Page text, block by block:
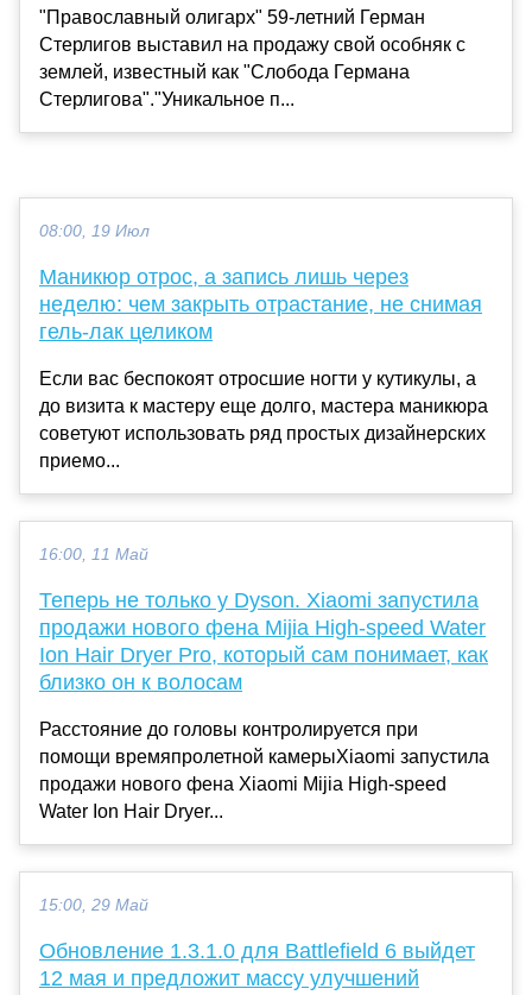
"Православный олигарх" 59-летний Герман
Стерлигов выставил на продажу свой особняк с
землей, известный как "Слобода Германа
Стерлигова"."Уникальное п...
08:00, 19 Июл
Маникюр отрос, а запись лишь через
неделю: чем закрыть отрастание, не снимая
гель-лак целиком
Если вас беспокоят отросшие ногти у кутикулы, а
до визита к мастеру еще долго, мастера маникюра
советуют использовать ряд простых дизайнерских
приемо...
16:00, 11 Май
Теперь не только у Dyson. Xiaomi запустила
продажи нового фена Mijia High-speed Water
Ion Hair Dryer Pro, который сам понимает, как
близко он к волосам
Расстояние до головы контролируется при
помощи времяпролетной камерыXiaomi запустила
продажи нового фена Xiaomi Mijia High-speed
Water Ion Hair Dryer...
15:00, 29 Май
Обновление 1.3.1.0 для Battlefield 6 выйдет
12 мая и предложит массу улучшений